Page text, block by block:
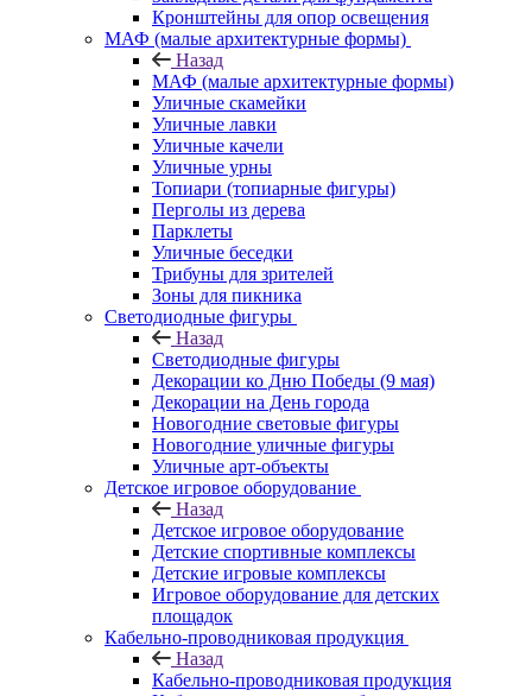
Кронштейны для опор освещения
МАФ (малые архитектурные формы)
Назад
МАФ (малые архитектурные формы)
Уличные скамейки
Уличные лавки
Уличные качели
Уличные урны
Топиари (топиарные фигуры)
Перголы из дерева
Парклеты
Уличные беседки
Трибуны для зрителей
Зоны для пикника
Светодиодные фигуры
Назад
Светодиодные фигуры
Декорации ко Дню Победы (9 мая)
Декорации на День города
Новогодние световые фигуры
Новогодние уличные фигуры
Уличные арт-объекты
Детское игровое оборудование
Назад
Детское игровое оборудование
Детские спортивные комплексы
Детские игровые комплексы
Игровое оборудование для детских
площадок
Кабельно-проводниковая продукция
Назад
Кабельно-проводниковая продукция